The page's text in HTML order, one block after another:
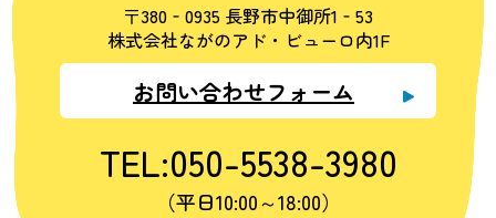
〒380‐0935 長野市中御所1‐53
株式会社ながのアド・ビューロ内1F
お問い合わせフォーム
TEL:050-5538-3980
（平日10:00～18:00）